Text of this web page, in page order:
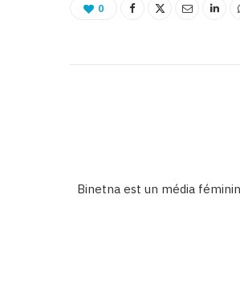
0
Binetna est un média